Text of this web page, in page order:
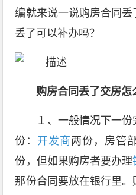
编就来说一说购房合同丢
丢了可以补办吗？
购房合同丢了交房怎
１、一般情况下一
份： 开发商两份，房管
份，但如果购房者要办理
那份合同要放在银行里